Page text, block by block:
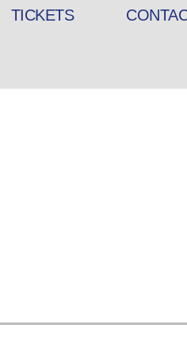
TICKETS